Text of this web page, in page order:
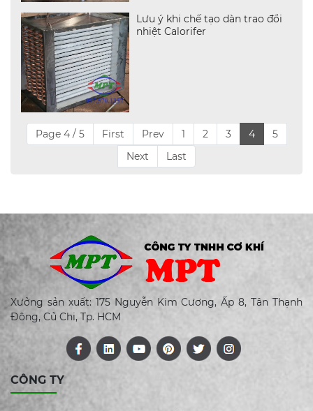
Lưu ý khi chế tạo dàn trao đổi
nhiệt Calorifer
Page 4 / 5 First Prev 1 2 3 4
5
Next
Last
Xưởng sản xuất: 175 Nguyễn Kim Cương, Ấp 8, Tân Thạnh
Đông, Củ Chi, Tp. HCM
CÔNG TY